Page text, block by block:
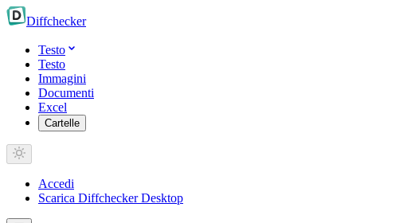
Diffchecker
Testo
Testo
Immagini
Documenti
Excel
Cartelle
Accedi
Scarica Diffchecker Desktop